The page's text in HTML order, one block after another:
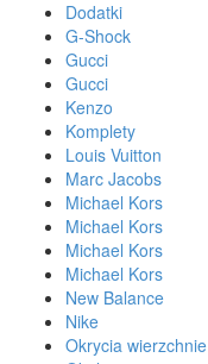
Dodatki
G-Shock
Gucci
Gucci
Kenzo
Komplety
Louis Vuitton
Marc Jacobs
Michael Kors
Michael Kors
Michael Kors
Michael Kors
New Balance
Nike
Okrycia wierzchnie